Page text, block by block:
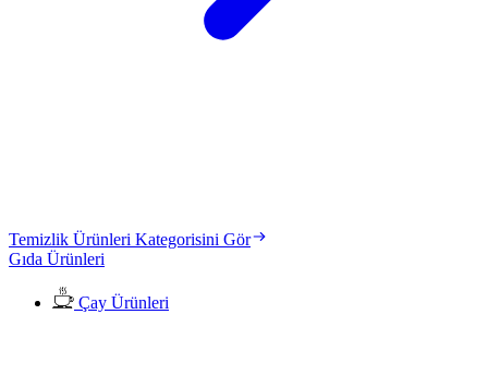
Temizlik Ürünleri Kategorisini Gör
Gıda Ürünleri
Çay Ürünleri